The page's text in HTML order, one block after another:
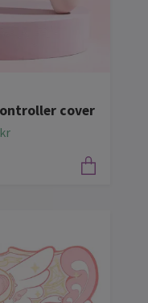
cover